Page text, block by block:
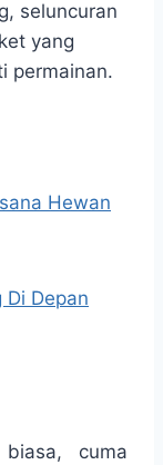
seluncuran
yang
permainan.
Hewan
Di Depan
cuma